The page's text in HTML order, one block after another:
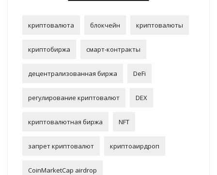
криптовалюта блокчейн криптовалюты
криптобиржа смарт-контракты
децентрализованная биржа DeFi
регулирование криптовалют DEX
криптовалютная биржа NFT
запрет криптовалют криптоаирдроп
CoinMarketCap airdrop